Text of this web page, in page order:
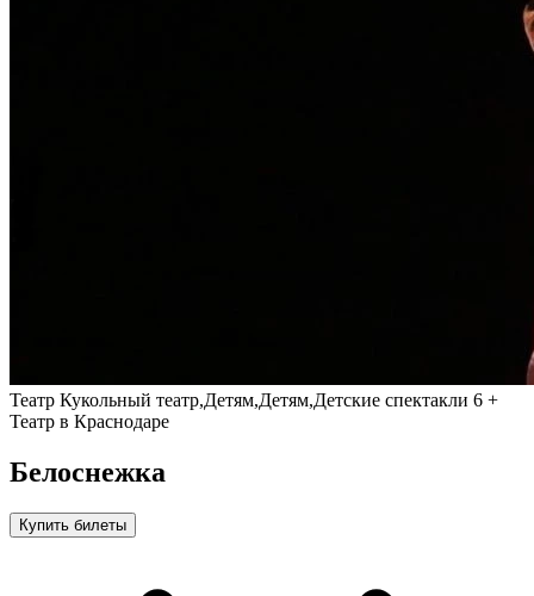
Театр Кукольный театр,Детям,Детям,Детские спектакли 6 +
Театр в Краснодаре
Белоснежка
Купить билеты